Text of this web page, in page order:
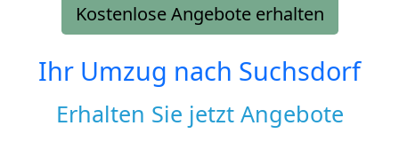
Kostenlose Angebote erhalten
Ihr Umzug nach Suchsdorf
Erhalten Sie jetzt Angebote